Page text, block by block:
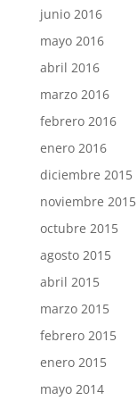
junio 2016
mayo 2016
abril 2016
marzo 2016
febrero 2016
enero 2016
diciembre 2015
noviembre 2015
octubre 2015
agosto 2015
abril 2015
marzo 2015
febrero 2015
enero 2015
mayo 2014